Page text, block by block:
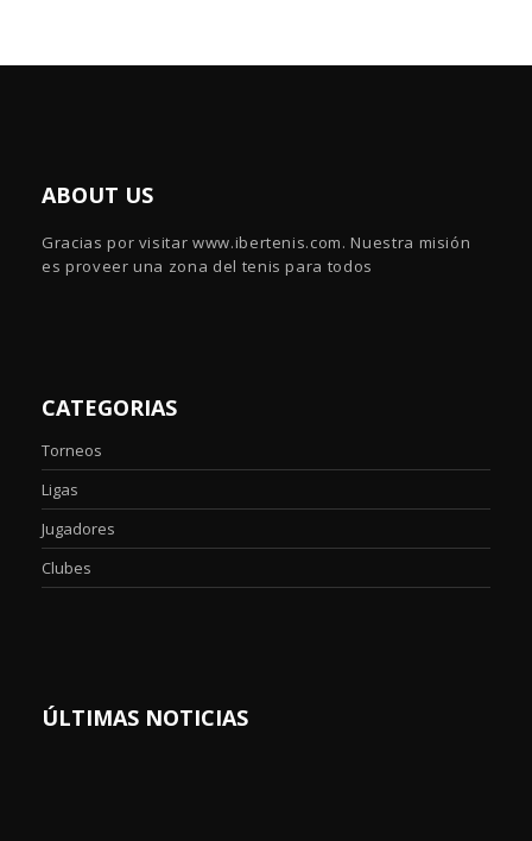
ABOUT US
Gracias por visitar www.ibertenis.com. Nuestra misión
es proveer una zona del tenis para todos
CATEGORIAS
Torneos
Ligas
Jugadores
Clubes
ÚLTIMAS NOTICIAS